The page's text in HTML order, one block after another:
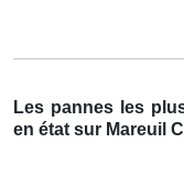
Les pannes les
en état sur Mareuil